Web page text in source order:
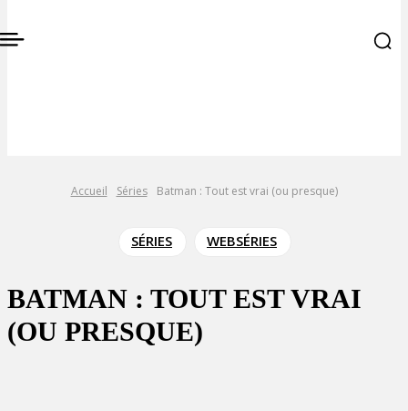
Accueil Séries Batman : Tout est vrai (ou presque)
SÉRIES WEBSÉRIES
BATMAN : TOUT EST VRAI
(OU PRESQUE)